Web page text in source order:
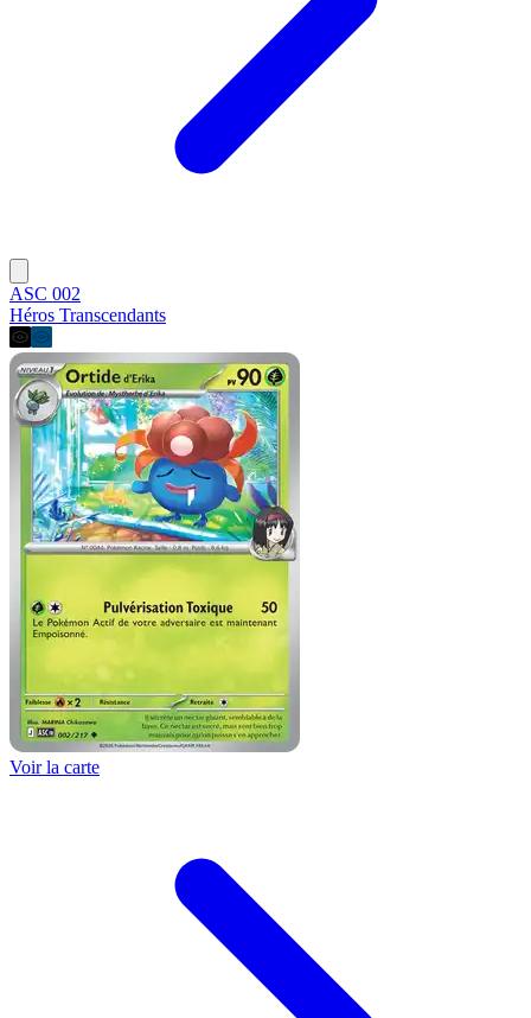
ASC 002
Héros Transcendants
Voir la carte